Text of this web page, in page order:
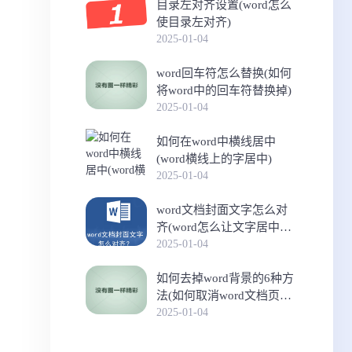
目录左对齐设置(word怎么
使目录左对齐)
2025-01-04
word回车符怎么替换(如何
将word中的回车符替换掉)
2025-01-04
如何在word中横线居中
(word横线上的字居中)
2025-01-04
word文档封面文字怎么对
齐(word怎么让文字居中对
齐)
2025-01-04
如何去掉word背景的6种方
法(如何取消word文档页面
背景)
2025-01-04